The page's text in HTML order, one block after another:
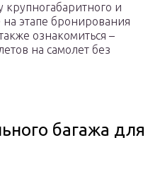
крупногабаритного и
этапе бронирования
ознакомиться –
на самолет без
багажа для